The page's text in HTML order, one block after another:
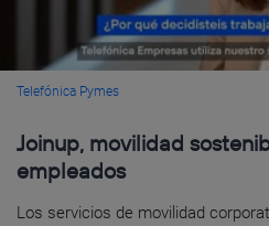
Telefónica Pymes
Joinup, movilidad
empleados
Los servicios de movilidad